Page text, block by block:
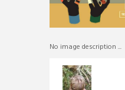
No image description ...